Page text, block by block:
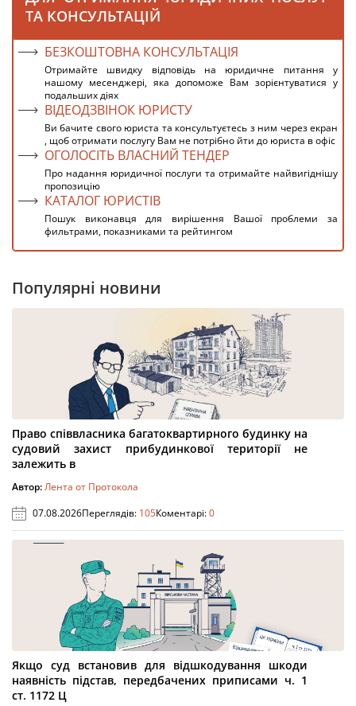
ТА КОНСУЛЬТАЦІЙ
БЕЗКОШТОВНА КОНСУЛЬТАЦІЯ
Отримайте швидку відповідь на юридичне питання у
нашому месенджері, яка допоможе Вам зорієнтуватися у
подальших діях
ВІДЕОДЗВІНОК ЮРИСТУ
Ви бачите свого юриста та консультуєтесь з ним через екран
, щоб отримати послугу Вам не потрібно йти до юриста в офіс
ОГОЛОСІТЬ ВЛАСНИЙ ТЕНДЕР
Про надання юридичної послуги та отримайте найвигіднішу
пропозицію
КАТАЛОГ ЮРИСТІВ
Пошук виконавця для вирішення Вашої проблеми за
фильтрами, показниками та рейтингом
Популярні новини
Право співвласника багатоквартирного будинку на
судовий захист прибудинкової території не
залежить в
Автор:Лента от Протокола
07.08.2026Переглядів: 105Коментарі:0
Якщо суд встановив для відшкодування шкоди
наявність підстав, передбачених приписами ч. 1
ст. 1172 Ц